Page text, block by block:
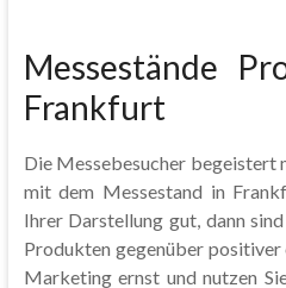
Messestände
Frankfurt
Die Messebesucher begeistert
mit dem Messestand in
Ihrer Darstellung gut, dann
Produkten gegenüber positiver
Marketing ernst und nutzen